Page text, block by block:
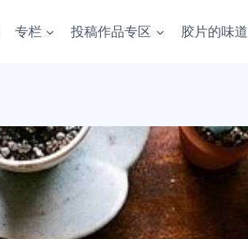
专栏 投稿作品专区 胶片的味道